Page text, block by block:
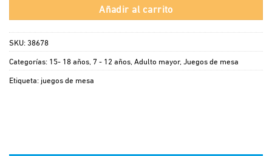
Añadir al carrito
SKU: 38678
Categorías: 15- 18 años 7 - 12 años Adulto mayor, Juegos de mesa
Etiqueta: juegos de mesa